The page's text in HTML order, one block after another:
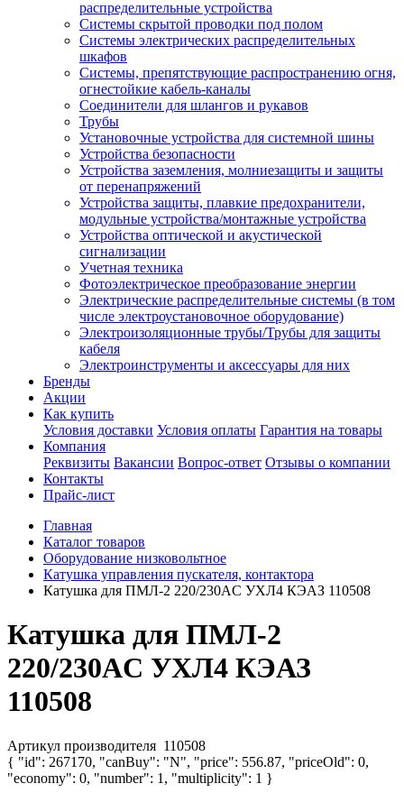
распределительные устройства
Системы скрытой проводки под полом
Системы электрических распределительных
шкафов
Системы, препятствующие распространению огня,
огнестойкие кабель-каналы
Соединители для шлангов и рукавов
Трубы
Установочные устройства для системной шины
Устройства безопасности
Устройства заземления, молниезащиты и защиты
от перенапряжений
Устройства защиты, плавкие предохранители,
модульные устройства/монтажные устройства
Устройства оптической и акустической
сигнализации
Учетная техника
Фотоэлектрическое преобразование энергии
Электрические распределительные системы (в том
числе электроустановочное оборудование)
Электроизоляционные трубы/Трубы для защиты
кабеля
Электроинструменты и аксессуары для них
Бренды
Акции
Как купить
Условия доставки Условия оплаты Гарантия на товары
Компания
Реквизиты Вакансии Вопрос-ответ Отзывы о компании
Контакты
Прайс-лист
Главная
Каталог товаров
Оборудование низковольтное
Катушка управления пускателя, контактора
Катушка для ПМЛ-2 220/230AC УХЛ4 КЭАЗ 110508
Катушка для ПМЛ-2
220/230AC УХЛ4 КЭАЗ
110508
Артикул производителя 110508
{ "id": 267170, "canBuy": "N", "price": 556.87, "priceOld": 0,
"economy": 0, "number": 1, "multiplicity": 1 }